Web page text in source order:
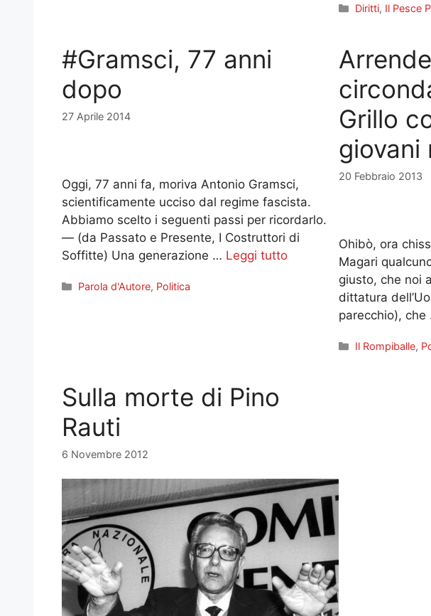
Categorie
Diritti, Il Pesce
#Gramsci, 77 anni
dopo
27 Aprile 2014
Oggi, 77 anni fa, moriva Antonio Gramsci,
scientificamente ucciso dal regime fascista.
Abbiamo scelto i seguenti passi per ricordarlo.
— (da Passato e Presente, I Costruttori di
Soffitte) Una generazione … Leggi tutto
Categorie
Parola d'Autore, Politica
Grillo
giovani
20 Febbraio 2013
Ohibò, ora
Magari
giusto, che noi
dittatura
parecchio), che
Categorie
Il Rompiballe,
Sulla morte di Pino
Rauti
6 Novembre 2012